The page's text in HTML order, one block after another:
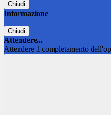
Chiudi
Informazione
Chiudi
Attendere...
Attendere il completamento